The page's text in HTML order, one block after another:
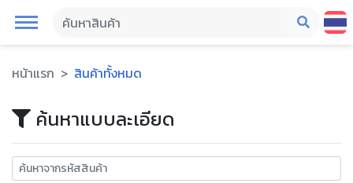
หน้าแรก สินค้าทั้งหมด
ค้นหาแบบละเอียด